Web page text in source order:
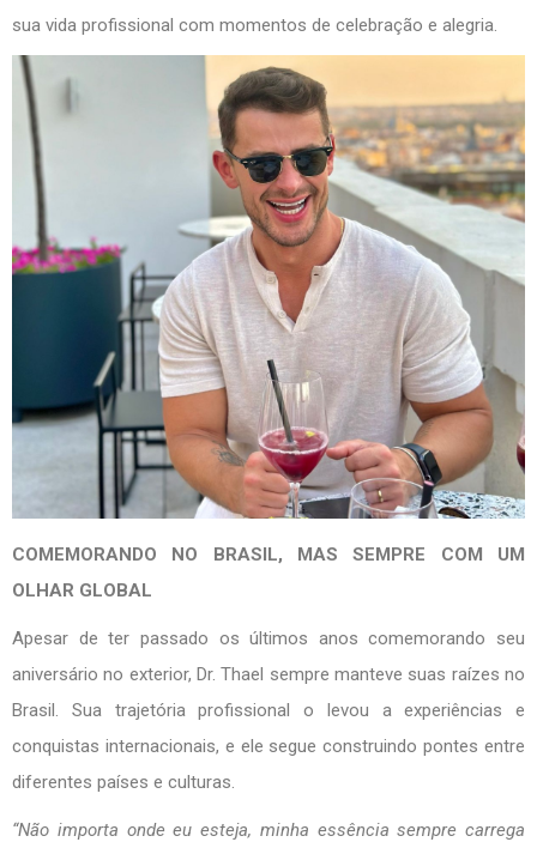
sua vida profissional com momentos de celebração e alegria.
COMEMORANDO NO BRASIL, MAS SEMPRE COM UM
OLHAR GLOBAL
Apesar de ter passado os últimos anos comemorando seu
aniversário no exterior, Dr. Thael sempre manteve suas raízes no
Brasil. Sua trajetória profissional o levou a experiências e
conquistas internacionais, e ele segue construindo pontes entre
diferentes países e culturas.
“Não importa onde eu esteja, minha essência sempre carrega